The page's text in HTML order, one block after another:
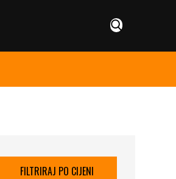
FILTRIRAJ PO CIJENI